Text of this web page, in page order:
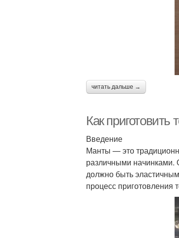
читать дальше →
Как приготовить
Введение
Манты — это
различными начинками.
должно быть
процесс приготовления